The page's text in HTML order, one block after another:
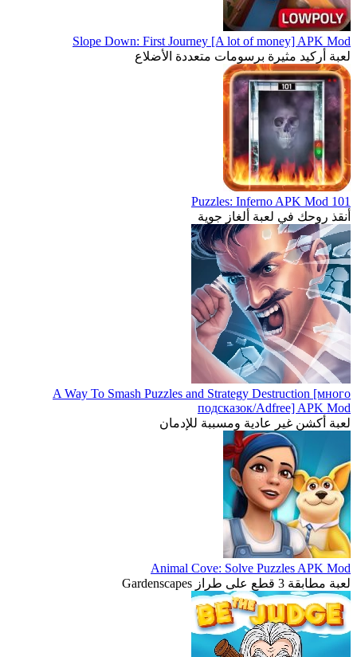
Slope Down: First Journey [A lot of money] APK Mod
لعبة أركيد مثيرة برسومات متعددة الأضلاع
101 Puzzles: Inferno APK Mod
أنقذ روحك في لعبة ألغاز جوية
A Way To Smash Puzzles and Strategy Destruction [много
подсказок/Adfree] APK Mod
لعبة أكشن غير عادية ومسببة للإدمان
Animal Cove: Solve Puzzles APK Mod
لعبة مطابقة 3 قطع على طراز Gardenscapes